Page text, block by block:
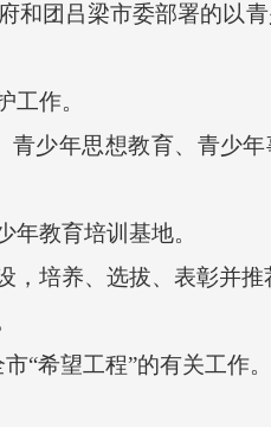
团吕梁市委部署的以青
作。
少年思想教育、青少年
教育培训基地。
培养、选拔、表彰并推
希望工程”的有关工作。